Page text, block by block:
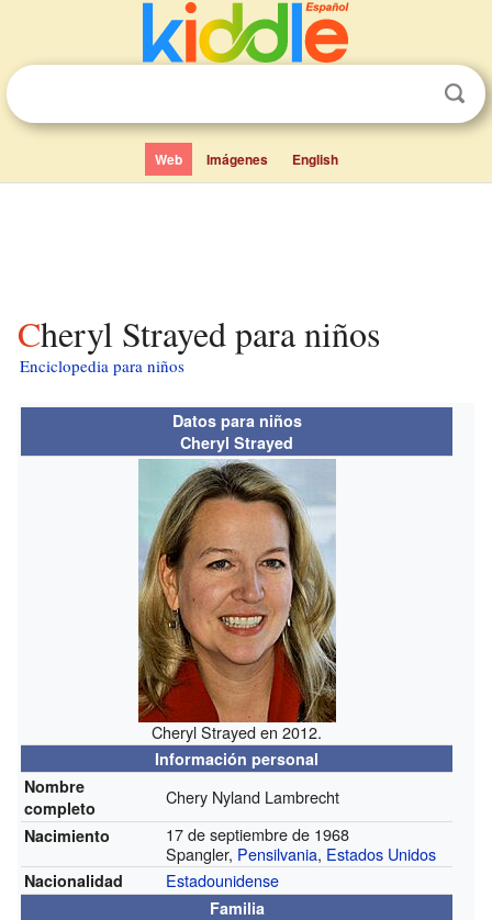
Web Imágenes English
Cheryl Strayed para niños
Enciclopedia para niños
Datos para niños
Cheryl Strayed
Cheryl Strayed en 2012.
Información personal
Nombre
completo
Chery Nyland Lambrecht
Nacimiento
17 de septiembre de 1968
Spangler, Pensilvania, Estados Unidos
Nacionalidad Estadounidense
Familia